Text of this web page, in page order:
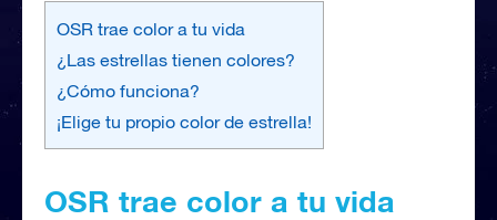
OSR trae color a tu vida
¿Las estrellas tienen colores?
¿Cómo funciona?
¡Elige tu propio color de estrella!
OSR trae color a tu vida